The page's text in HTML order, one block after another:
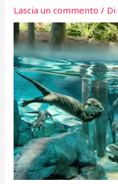
Lascia un commento / Di